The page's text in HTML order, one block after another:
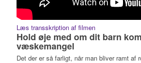
Læs transskription af filmen
Hold øje med om dit barn
væskemangel
Det der er så farligt, når man bliver ramt af